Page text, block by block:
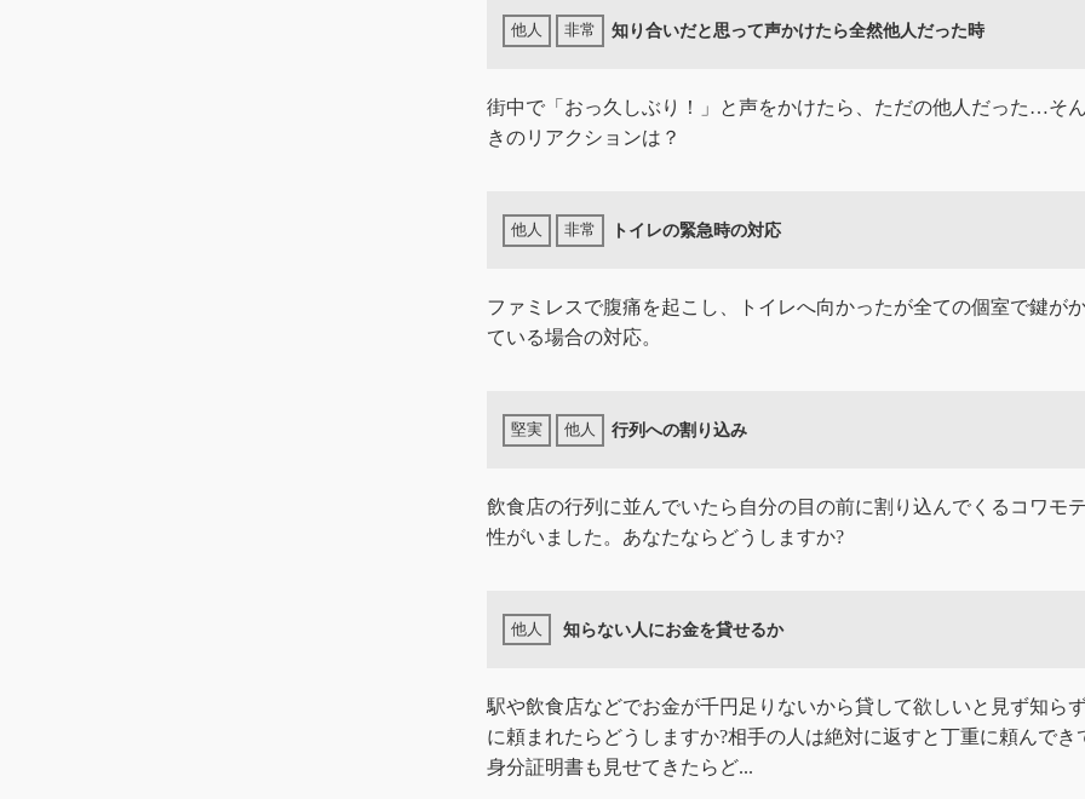
知り合いだと思って声かけたら全然他人だった時
街中で「おっ久しぶり！」と声をかけたら、ただの他人だった…そ
きのリアクションは？
トイレの緊急時の対応
ファミレスで腹痛を起こし、トイレへ向かったが全ての個室で鍵が
ている場合の対応。
行列への割り込み
飲食店の行列に並んでいたら自分の目の前に割り込んでくるコワモ
性がいました。あなたならどうしますか?
知らない人にお金を貸せるか
駅や飲食店などでお金が千円足りないから貸して欲しいと見ず知ら
に頼まれたらどうしますか?相手の人は絶対に返すと丁重に頼んでき
身分証明書も見せてきたらど...